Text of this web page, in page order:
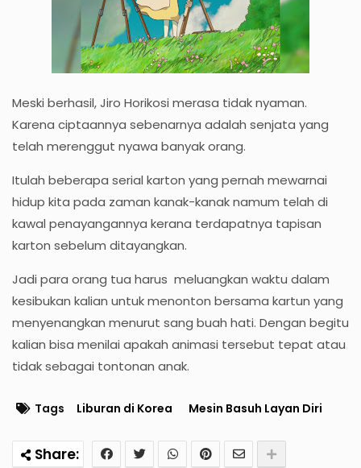
Meski berhasil, Jiro Horikosi merasa tidak nyaman.
Karena ciptaannya sebenarnya adalah senjata yang
telah merenggut nyawa banyak orang.
Itulah beberapa serial karton yang pernah mewarnai
hidup kita pada zaman kanak-kanak namum telah di
kawal penayangannya kerana terdapatnya tapisan
karton sebelum ditayangkan.
Jadi para orang tua harus meluangkan waktu dalam
kesibukan kalian untuk menonton bersama kartun yang
menyenangkan menurut sang buah hati. Dengan begitu
kalian bisa menilai apakah animasi tersebut tepat atau
tidak sebagai tontonan anak.
Tags Liburan di Korea Mesin Basuh Layan Diri